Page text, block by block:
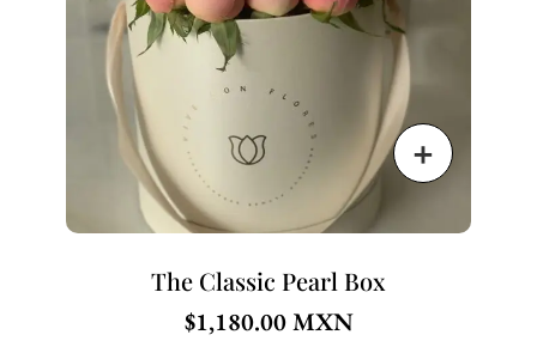
The Classic Pearl Box
$1,180.00